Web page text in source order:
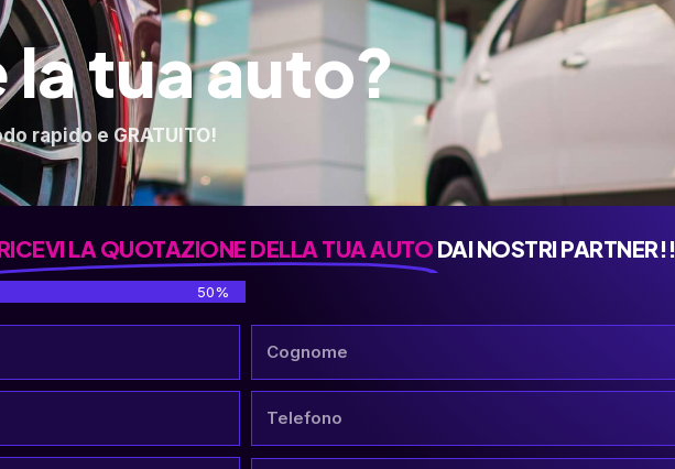
tua auto?
rapido e GRATUITO!
LA QUOTAZIONE DELLA TUA AUTO DAI NOSTRI PARTNER!!
50%